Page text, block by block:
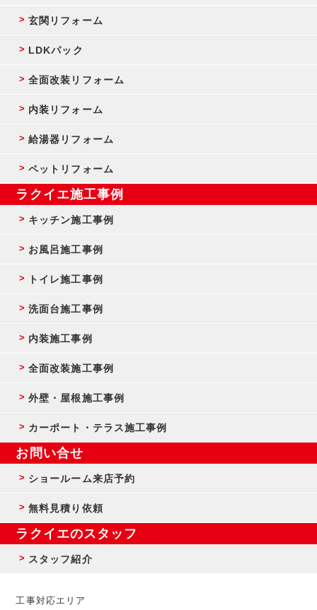
玄関リフォーム
LDKパック
全面改装リフォーム
内装リフォーム
給湯器リフォーム
ペットリフォーム
ラクイエ施工事例
キッチン施工事例
お風呂施工事例
トイレ施工事例
洗面台施工事例
内装施工事例
全面改装施工事例
外壁・屋根施工事例
カーポート・テラス施工事例
お問い合せ
ショールーム来店予約
無料見積り依頼
ラクイエのスタッフ
スタッフ紹介
工事対応エリア